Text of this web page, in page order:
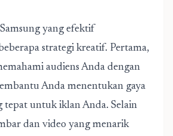
yang efektif
strategi kreatif. Pertama,
audiens Anda dengan
Anda menentukan gaya
tepat untuk iklan Anda. Selain
dan video yang menarik